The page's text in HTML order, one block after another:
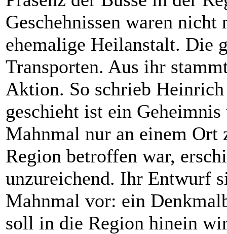
Geschehnissen waren nicht
ehemalige Heilanstalt. Die
Transporten. Aus ihr
Aktion. So schrieb
geschieht ist ein
Mahnmal nur an einem Ort
Region betroffen war,
unzureichend. Ihr Entwurf
Mahnmal vor: ein
soll in die Region hinein